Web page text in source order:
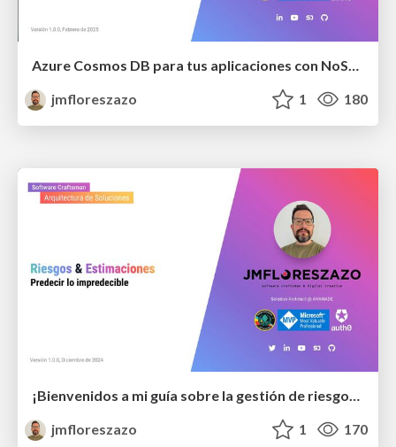
Azure Cosmos DB para tus aplicaciones con NoSQL
jmfloreszazo
1 180
¡Bienvenidos a mi guía sobre la gestión de riesgos y estimaciones en el desarrollo de software! 🚀 Descubre cómo transformar los riesgos en oportunidades y dominar las técnicas avanzadas que asegurarán el éxito de tus proyectos. Desde principiantes hasta
jmfloreszazo
1 170